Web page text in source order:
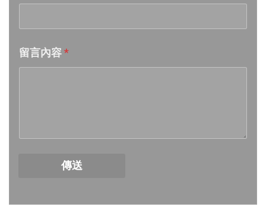
Week 18│2026-5-2
留言內容*
傳送